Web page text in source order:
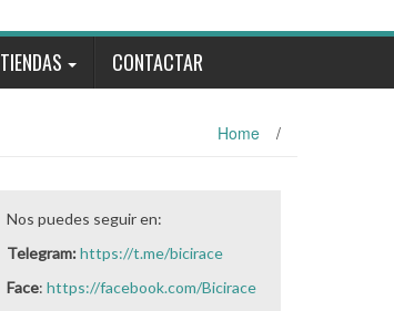
TIENDAS CONTACTAR
Home /
Nos puedes seguir en:
Telegram:https://t.me/bicirace
Face: https://facebook.com/Bicirace